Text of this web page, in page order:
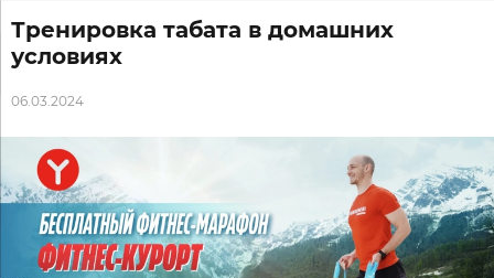
Тренировка табата в домашних
условиях
06.03.2024